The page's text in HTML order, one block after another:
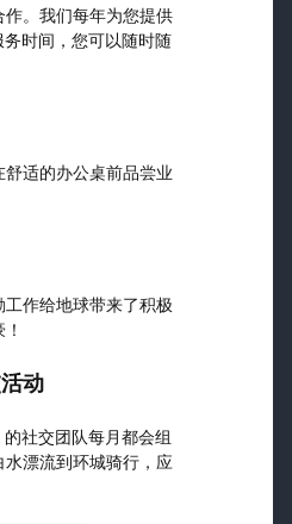
。我们每年为您提供
时间，您可以随时随
适的办公桌前品尝业
作给地球带来了积极
动
社交团队每月都会组
漂流到环城骑行，应